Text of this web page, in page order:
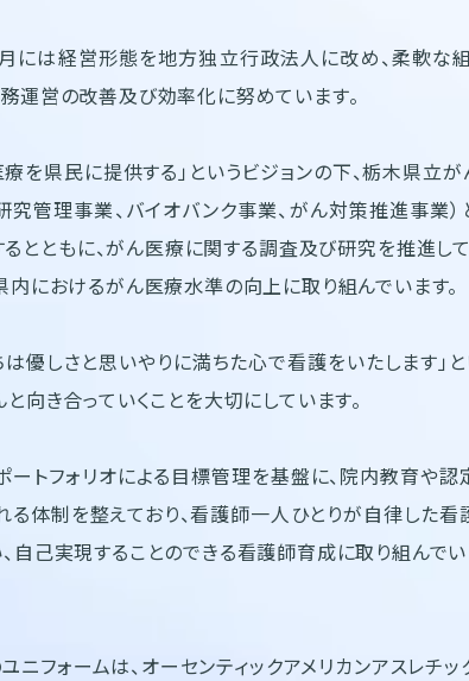
には経営形態を地方独立行政法人に改め、柔軟な
運営の改善及び効率化に努めています。
療を県民に提供する」というビジョンの下、栃木県立
究管理事業、バイオバンク事業、がん対策推進事業
とともに、がん医療に関する調査及び研究を推進し
内におけるがん医療水準の向上に取り組んでいます。
は優しさと思いやりに満ちた心で看護をいたします」
向き合っていくことを大切にしています。
ートフォリオによる目標管理を基盤に、院内教育や
る体制を整えており、看護師一人ひとりが自律した
自己実現することのできる看護師育成に取り組んでい
ニフォームは、オーセンティックアメリカンアスレチ